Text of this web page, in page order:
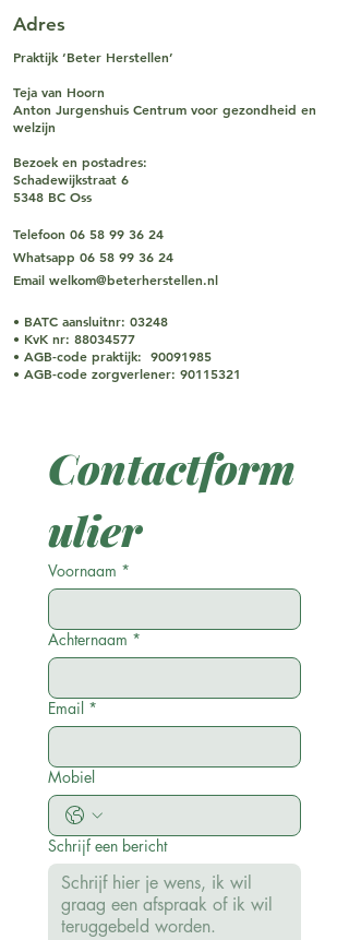
Adres
Praktijk ‘Beter Herstellen’
Teja van Hoorn
Anton Jurgenshuis Centrum voor gezondheid en
welzijn
Bezoek en postadres:
Schadewijkstraat 6
5348 BC Oss
Telefoon 06 58 99 36 24
Whatsapp 06 58 99 36 24
Email welkom@beterherstellen.nl
• BATC aansluitnr: 03248
• KvK nr: 88034577
• AGB-code praktijk: 90091985
• AGB-code zorgverlener: 90115321
Contactform
ulier
Voornaam *
Achternaam *
Email *
Mobiel
Schrijf een bericht